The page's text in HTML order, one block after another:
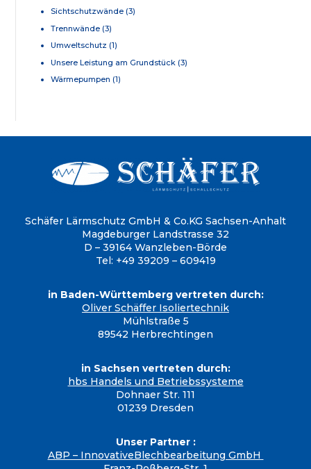
Sichtschutzwände (3)
Trennwände (3)
Umweltschutz (1)
Unsere Leistung am Grundstück (3)
Wärmepumpen (1)
Schäfer Lärmschutz GmbH & Co.KG Sachsen-Anhalt
Magdeburger Landstrasse 32
D – 39164 Wanzleben-Börde
Tel: +49 39209 – 609419
in Baden-Württemberg vertreten durch:
Oliver Schäffer Isoliertechnik
Mühlstraße 5
89542 Herbrechtingen
in Sachsen vertreten durch:
hbs Handels und Betriebssysteme
Dohnaer Str. 111
01239 Dresden
Unser Partner :
ABP – InnovativeBlechbearbeitung GmbH